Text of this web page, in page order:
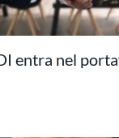
entra nel